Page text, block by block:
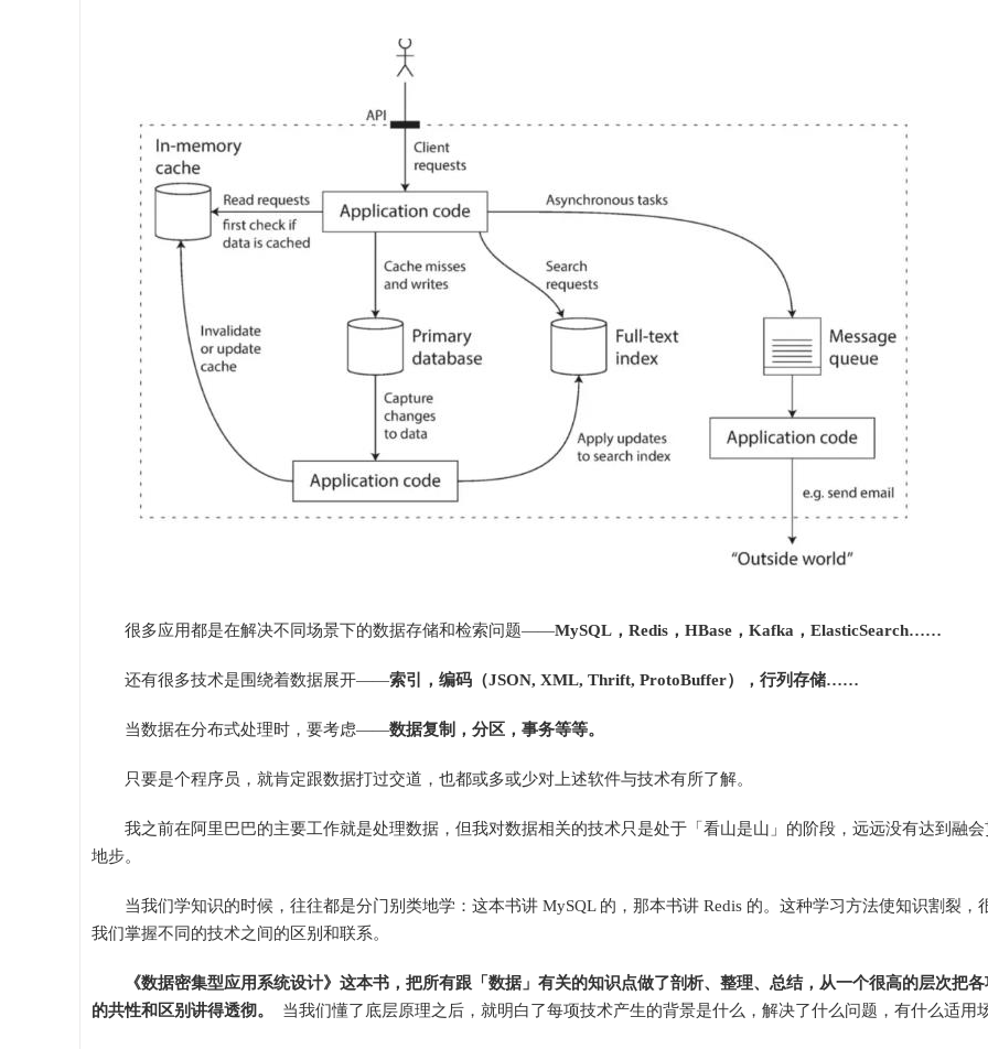
很多应用都是在解决不同场景下的数据存储和检索问题——MySQL，Redis，HBase，Kafka，ElasticSearch……
还有很多技术是围绕着数据展开——索引，编码（JSON, XML, Thrift, ProtoBuffer），行列存储……
当数据在分布式处理时，要考虑——数据复制，分区，事务等等。
只要是个程序员，就肯定跟数据打过交道，也都或多或少对上述软件与技术有所了解。
我之前在阿里巴巴的主要工作就是处理数据，但我对数据相关的技术只是处于「看山是山」的阶段，远远没有达到融
地步。
当我们学知识的时候，往往都是分门别类地学：这本书讲 MySQL 的，那本书讲 Redis 的。这种学习方法使知识割裂，
我们掌握不同的技术之间的区别和联系。
《数据密集型应用系统设计》这本书，把所有跟「数据」有关的知识点做了剖析、整理、总结，从一个很高的层次把
的共性和区别讲得透彻。
当我们懂了底层原理之后，就明白了每项技术产生的背景是什么，解决了什么问题，有什么适用